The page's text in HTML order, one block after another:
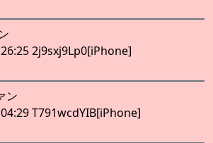
2j9sxj9Lp0[iPhone]
ン
T791wcdYIB[iPhone]